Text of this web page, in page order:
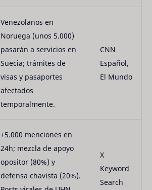
Venezolanos en
Noruega (unos 5.000)
pasarán a servicios en
Suecia; trámites de
visas y pasaportes
afectados
temporalmente.
CNN
Español,
El Mundo
+5.000 menciones en
24h; mezcla de apoyo
opositor (80%) y
defensa chavista (20%).
X
Keyword
Search